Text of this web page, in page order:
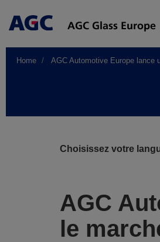
Main
Home AGC Automotive Europe lance
Choisissez votre
AGC
le